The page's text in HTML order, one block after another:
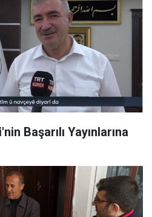
Başarılı Yayınlarına